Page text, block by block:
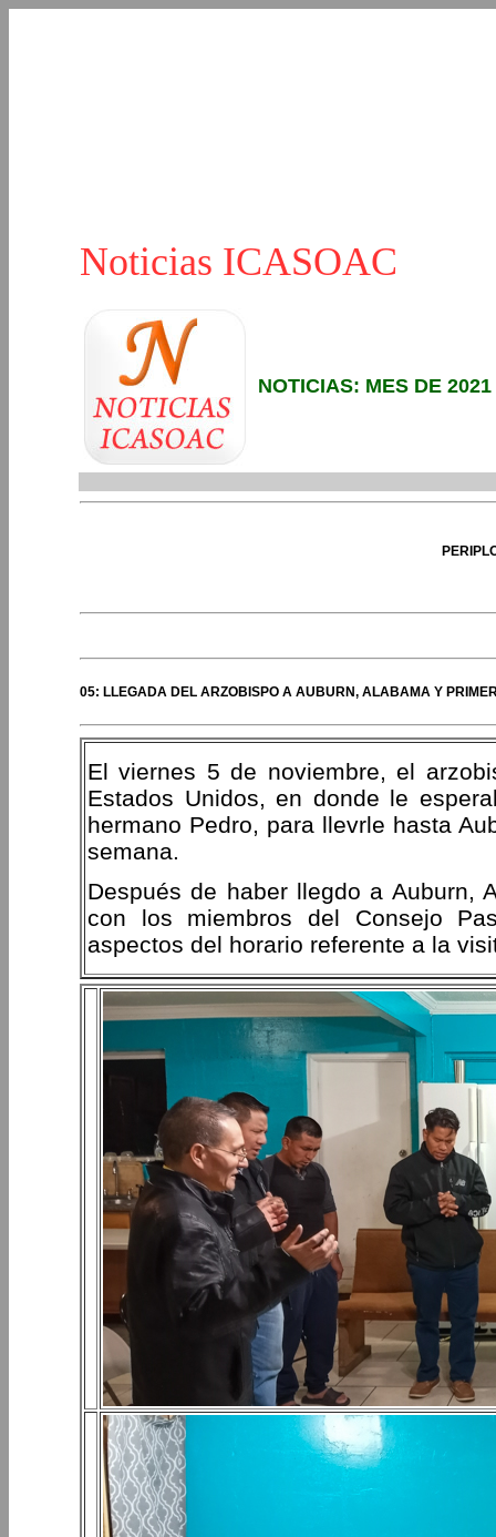
Noticias ICASOAC
NOTICIAS: MES DE
05: LLEGADA DEL ARZOBISPO A AUBURN, ALABAMA Y
El viernes 5 de noviembre, el
Estados Unidos, en donde le
hermano Pedro, para llevrle hasta
semana.
Después de haber llegdo a Auburn,
con los miembros del Consejo
aspectos del horario referente a la